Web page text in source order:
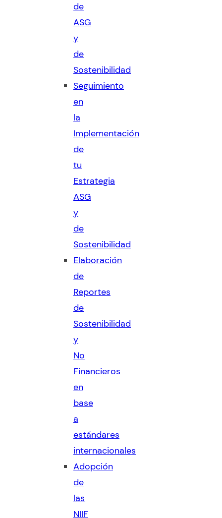
de
ASG
y
de
Sostenibilidad
Seguimiento
en
la
Implementación
de
tu
Estrategia
ASG
y
de
Sostenibilidad
Elaboración
de
Reportes
de
Sostenibilidad
y
No
Financieros
en
base
a
estándares
internacionales
Adopción
de
las
NIIF